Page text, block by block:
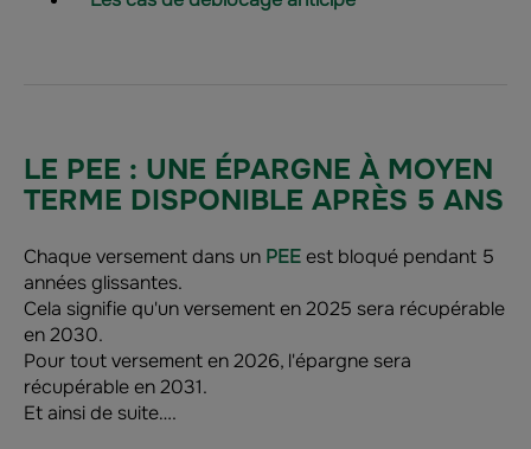
LE PEE : UNE ÉPARGNE À MOYEN
TERME DISPONIBLE APRÈS 5 ANS
Chaque versement dans un PEEest bloqué pendant 5
années glissantes.
Cela signifie qu'un versement en 2025 sera récupérable
en 2030.
Pour tout versement en 2026, l'épargne sera
récupérable en 2031.
Et ainsi de suite….